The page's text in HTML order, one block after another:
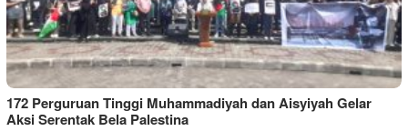
172 Perguruan Tinggi Muhammadiyah dan Aisyiyah Gelar
Aksi Serentak Bela Palestina